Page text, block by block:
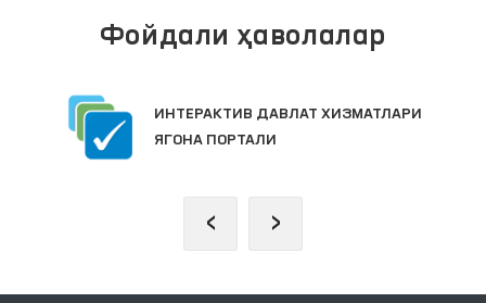
Фойдали ҳаволалар
ИНТЕРАКТИВ ДАВЛАТ ХИЗМАТЛАРИ
ЯГОНА ПОРТАЛИ
‹ ›